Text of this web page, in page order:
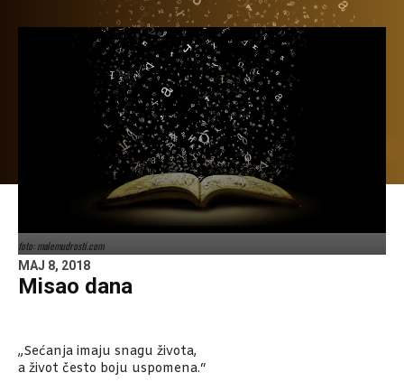
foto: malemudrosti.com
MAJ 8, 2018
Misao dana
„Sećanja imaju snagu života,
a život često boju uspomena.“